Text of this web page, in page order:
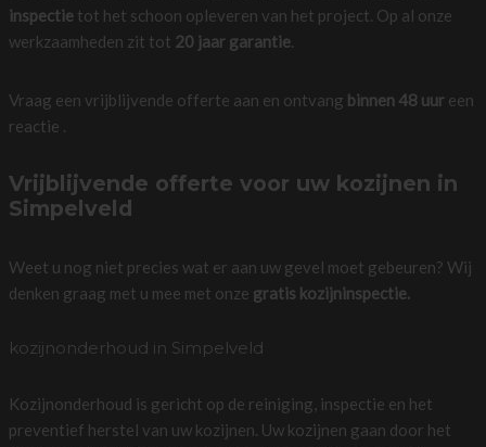
inspectietot het schoon opleveren van het project. Op al onze
werkzaamheden zit tot 20 jaar garantie.
Vraag een vrijblijvende offerte aan en ontvang binnen 48 uureen
reactie .
Vrijblijvende offerte voor uw kozijnen in
Simpelveld
Weet u nog niet precies wat er aan uw gevel moet gebeuren? Wij
denken graag met u mee met onze gratis kozijninspectie.
kozijnonderhoud in Simpelveld
Kozijnonderhoud is gericht op de reiniging, inspectie en het
preventief herstel van uw kozijnen. Uw kozijnen gaan door het